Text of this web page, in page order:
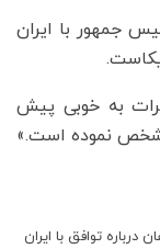
جمهور با ایران
به خوبی پیش
نموده است.»
توافق با ایران